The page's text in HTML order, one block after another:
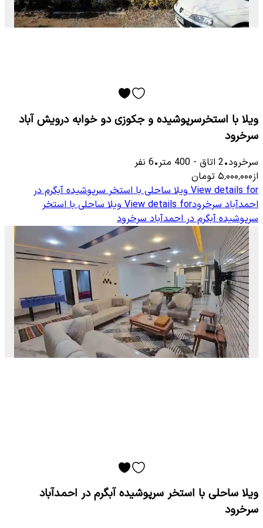
ویلا با استخرسرپوشیده و جکوزی دو خوابه درویش آباد
سرخرود
سرخرود•
2 اتاق -
400 متر•
6 نفر
از۵٬۰۰۰٬۰۰۰ تومان
View details for ویلا ساحلی با استخر سرپوشیده آبگرم در
احمدآباد سرخرودView details for ویلا ساحلی با استخر
سرپوشیده آبگرم در احمدآباد سرخرود
ویلا ساحلی با استخر سرپوشیده آبگرم در احمدآباد
سرخرود